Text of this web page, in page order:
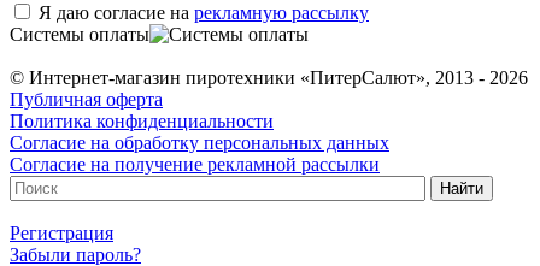
Я даю согласие на рекламную рассылку
Системы оплаты
© Интернет-магазин пиротехники «ПитерСалют», 2013 - 2026
Публичная оферта
Политика конфиденциальности
Согласие на обработку персональных данных
Согласие на получение рекламной рассылки
Регистрация
Забыли пароль?